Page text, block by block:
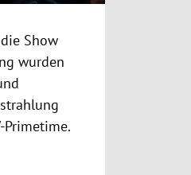
Show
wurden
Primetime.